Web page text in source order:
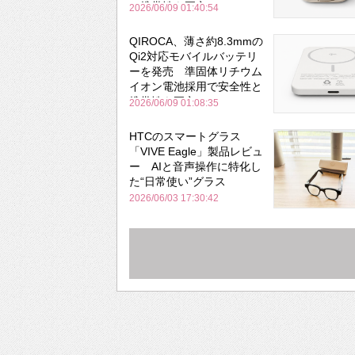
と携帯性を両立
2026/06/09 01:40:54
QIROCA、薄さ約8.3mmの
Qi2対応モバイルバッテリ
ーを発売 準固体リチウム
イオン電池採用で安全性と
携帯性を両立
2026/06/09 01:08:35
HTCのスマートグラス
「VIVE Eagle」製品レビュ
ー AIと音声操作に特化し
た“日常使い”グラス
2026/06/03 17:30:42